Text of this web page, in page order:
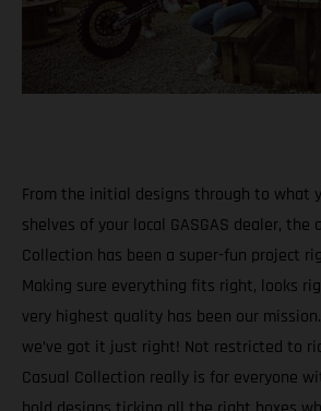
From the initial designs through to what
shelves of your local GASGAS dealer, the
Collection has been a super-fun project
Making sure everything fits right, looks
very highest quality has been our
we’ve got it just right! Not restricted to
Casual Collection really is for everyone